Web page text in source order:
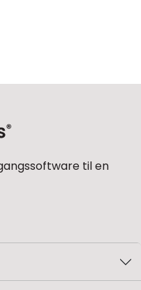
til en